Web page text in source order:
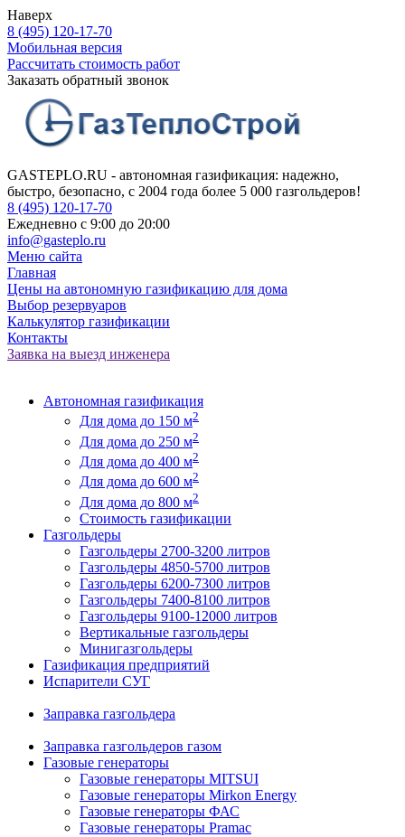
Наверх
8 (495) 120-17-70
Мобильная версия
Рассчитать стоимость работ
Заказать обратный звонок
GASTEPLO.RU - автономная газификация: надежно,
быстро, безопасно, с 2004 года более 5 000 газгольдеров!
8 (495) 120-17-70
Ежедневно с 9:00 до 20:00
info@gasteplo.ru
Меню сайта
Главная
Цены на автономную газификацию для дома
Выбор резервуаров
Калькулятор газификации
Контакты
Заявка на выезд инженера
Автономная газификация
Для дома до 150 м2
Для дома до 250 м2
Для дома до 400 м2
Для дома до 600 м2
Для дома до 800 м2
Стоимость газификации
Газгольдеры
Газгольдеры 2700-3200 литров
Газгольдеры 4850-5700 литров
Газгольдеры 6200-7300 литров
Газгольдеры 7400-8100 литров
Газгольдеры 9100-12000 литров
Вертикальные газгольдеры
Минигазгольдеры
Газификация предприятий
Испарители СУГ
Заправка газгольдера
Заправка газгольдеров газом
Газовые генераторы
Газовые генераторы MITSUI
Газовые генераторы Mirkon Energy
Газовые генераторы ФАС
Газовые генераторы Pramac